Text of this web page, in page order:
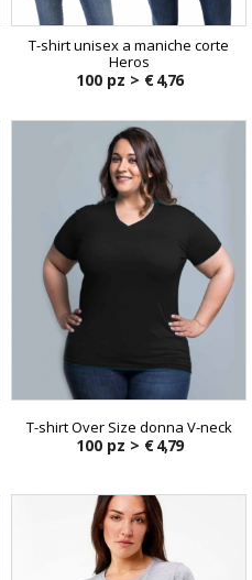
T-shirt unisex a maniche corte
Heros
100 pz > € 4,76
T-shirt Over Size donna V-neck
100 pz > € 4,79